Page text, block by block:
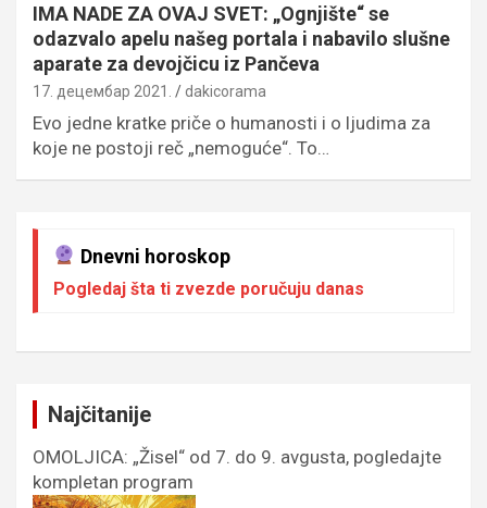
IMA NADE ZA OVAJ SVET: „Ognjište“ se
odazvalo apelu našeg portala i nabavilo slušne
aparate za devojčicu iz Pančeva
17. децембар 2021. dakicorama
Evo jedne kratke priče o humanosti i o ljudima za
koje ne postoji reč „nemoguće“. To…
Dnevni horoskop
Pogledaj šta ti zvezde poručuju danas
Najčitanije
OMOLJICA: „Žisel“ od 7. do 9. avgusta, pogledajte
kompletan program